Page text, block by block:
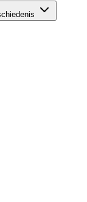
6)